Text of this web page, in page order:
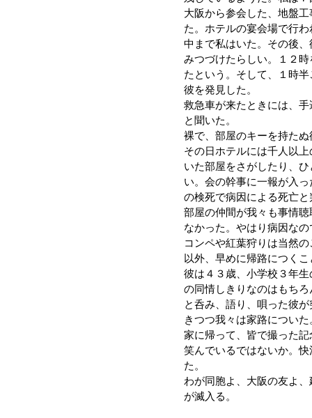
大阪から参会した、地盤
た。ホテルの宴会場で行
中まで私はいた。その後
みつづけたらしい。１２
たという。そして、１時
彼を発見した。
救急車が来たときには、
と聞いた。
裸で、部屋のキーを持た
その日ホテルには千人以
いた部屋をさがしたり、
い。会の幹事に一報が入
の検死で病因による死亡
部屋の仲間が我々も事情
なかった。やはり病因な
コンペや紅葉狩りは当然
以外、早めに帰路につく
彼は４３歳、小学校３年
の同情しきりなのはもち
と呑み、語り、唄った彼
きつつ我々は家路についた
家に帰って、皆で撮った
笑んでいるではないか。
た。
わが同胞よ、大阪の友よ
が滅入る。